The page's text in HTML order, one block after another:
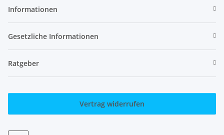
Informationen
Gesetzliche Informationen
Ratgeber
Vertrag widerrufen